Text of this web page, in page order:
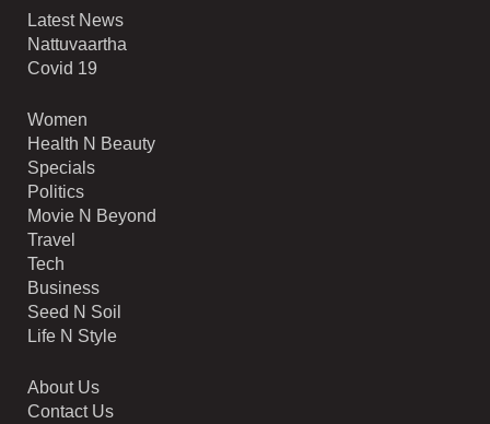
Latest News
Nattuvaartha
Covid 19
Women
Health N Beauty
Specials
Politics
Movie N Beyond
Travel
Tech
Business
Seed N Soil
Life N Style
About Us
Contact Us